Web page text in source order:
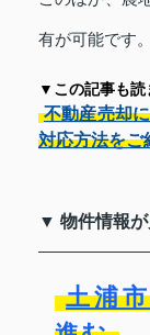
有が可能です。
▼この記事も読
不動産売却
対応方法をご
▼ 物件情報
土浦